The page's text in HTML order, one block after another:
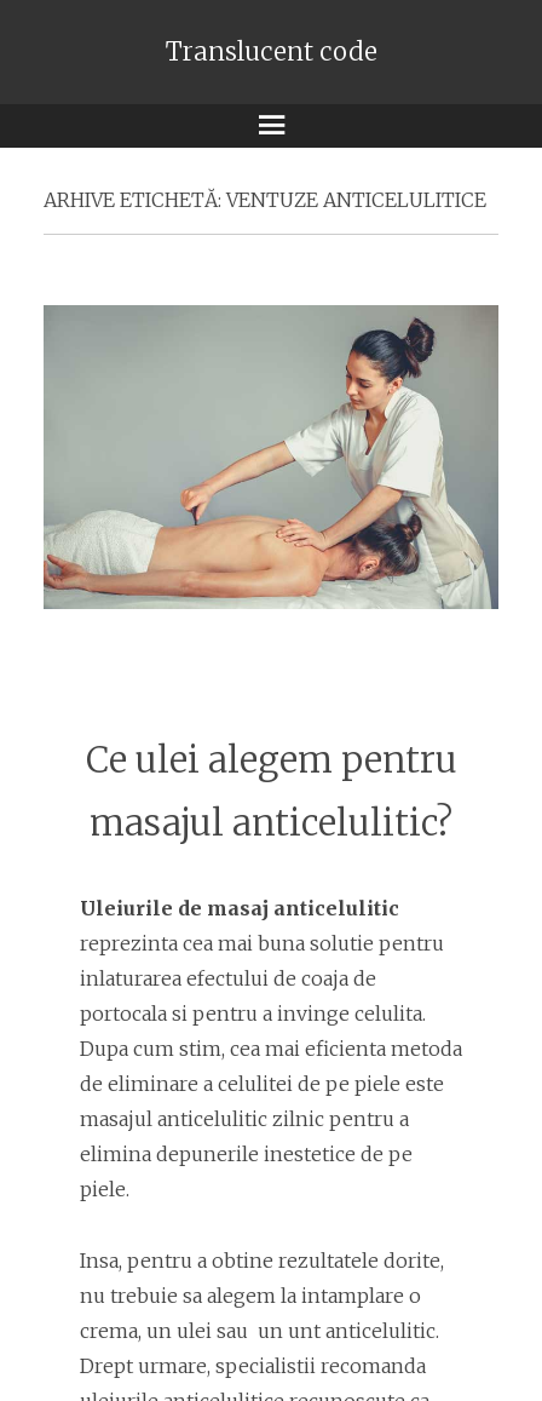
Translucent code
Meniu
ARHIVE ETICHETĂ:VENTUZE ANTICELULITICE
Ce ulei alegem pentru
masajul anticelulitic?
Uleiurile de masaj anticelulitic
reprezinta cea mai buna solutie pentru
inlaturarea efectului de coaja de
portocala si pentru a invinge celulita.
Dupa cum stim, cea mai eficienta metoda
de eliminare a celulitei de pe piele este
masajul anticelulitic zilnic pentru a
elimina depunerile inestetice de pe
piele.
Insa, pentru a obtine rezultatele dorite,
nu trebuie sa alegem la intamplare o
crema, un ulei sau un unt anticelulitic.
Drept urmare, specialistii recomanda